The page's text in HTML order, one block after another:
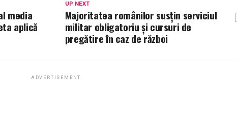
UP NEXT
Majoritatea românilor susțin serviciul
militar obligatoriu și cursuri de
pregătire în caz de război
media
aplică
ADVERTISEMENT